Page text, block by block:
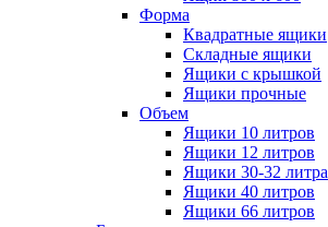
Форма
Квадратные ящики
Складные ящики
Ящики с крышкой
Ящики прочные
Объем
Ящики 10 литров
Ящики 12 литров
Ящики 30-32 литра
Ящики 40 литров
Ящики 66 литров